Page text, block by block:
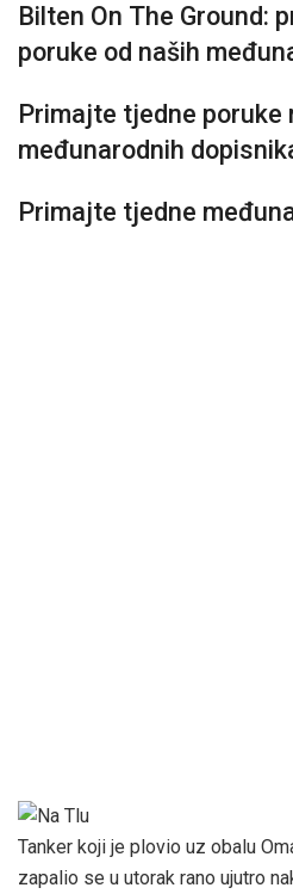
Bilten On The Ground:
poruke od naših
Primajte tjedne poruke
međunarodnih
Primajte tjedne
Tanker koji je plovio uz obalu
zapalio se u utorak rano ujutro